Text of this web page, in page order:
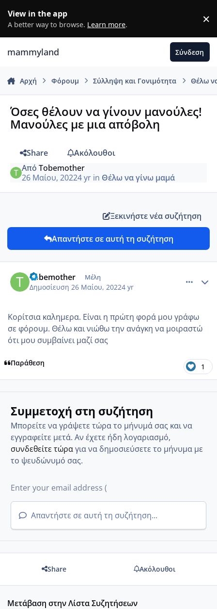
View in the app
A better way to browse. Learn more. ×
mammyland Σύνδεση
Αρχή Φόρουμ Σύλληψη και Γονιμότητα Θέλω
Όσες θέλουν να γίνουν μανούλες!
Μανούλες με μια απόβολη
Share
Ακόλουθοι
Από Τοbemother
26 Μαίου, 20224 yrin Θέλω να γίνω μαμά
Ξεκινήστε νέα συζήτηση
Απαντήστε σε αυτή τη συζήτηση
Τοbemother Μέλη
Δημοσίευση 26 Μαίου, 20224 yr
Κορίτσια καλημερα. Είναι η πρώτη φορά μου γράφω
σε φόρουμ. Θέλω και νιώθω την ανάγκη να μοιραστώ
ότι μου συμβαίνει μαζί σας
Παράθεση 1
Συμμετοχή στη συζήτηση
Μπορείτε να γράψετε τώρα το μήνυμά σας και να
εγγραφείτε μετά. Αν έχετε ήδη λογαριασμό,
συνδεθείτε τώραγια να δημοσιεύσετε το μήνυμα με
το ψευδώνυμό σας.
Απαντήστε σε αυτή τη συζήτηση...
Share Ακόλουθοι
Μετάβαση στην Λίστα Συζητήσεων